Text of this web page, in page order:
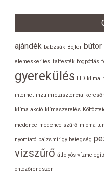
ajándék babzsák Bojler bútor
elemeskerites falfesték fogpótlás
gyerekülés HD klíma
internet inzulinrezisztencia
klíma akció klímaszerelés
medence medence szűrő mióma
nyomtató pajzsmirigy betegség
vízszűrő átfolyós
öntözőrendszer